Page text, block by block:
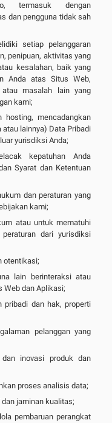
termasuk dengan
dan pengguna tidak sah
setiap pelanggaran
penipuan, aktivitas yang
kesalahan, baik yang
Anda atas Situs Web,
masalah lain yang
kami;
hosting, mencadangkan
lainnya) Data Pribadi
yurisdiksi Anda;
kepatuhan Anda
Syarat dan Ketentuan
dan peraturan yang
kami;
atau untuk mematuhi
dari yurisdiksi
otentikasi;
lain berinteraksi atau
Web dan Aplikasi;
pribadi dan hak, properti
pelanggan yang
inovasi produk dan
proses analisis data;
jaminan kualitas;
pembaruan perangkat